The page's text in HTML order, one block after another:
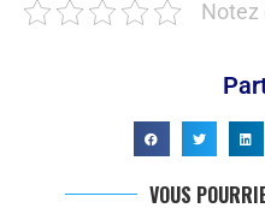
Notez
VOUS